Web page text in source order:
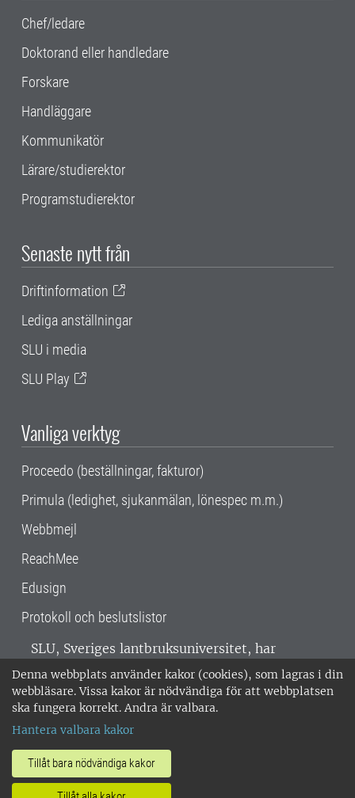
Denna webbplats använder kakor (cookies), som lagras i din
webbläsare. Vissa kakor är nödvändiga för att webbplatsen
ska fungera korrekt. Andra är valbara.
Hantera valbara kakor
Tillåt bara nödvändiga kakor
Chef/ledare
Doktorand eller handledare
Forskare
Handläggare
Kommunikatör
Lärare/studierektor
Programstudierektor
Senaste nytt från
Driftinformation
Lediga anställningar
SLU i media
SLU Play
Vanliga verktyg
Proceedo (beställningar, fakturor)
Primula (ledighet, sjukanmälan, lönespec m.m.)
Webbmejl
ReachMee
Edusign
Protokoll och beslutslistor
SLU, Sveriges lantbruksuniversitet, har
verksamhet över hela Sverige. Huvudorter är
Alnarp, Uppsala och Umeå.SLU är
miljöcertifierat enligt ISO 14001. •
018-67 10 00 • Org nr: 202100-2817 •
Om SLU:s webbplatser
•Hantera kakor•Behandling av